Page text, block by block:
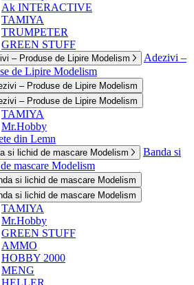
Ak INTERACTIVE
TAMIYA
TRUMPETER
GREEN STUFF
– Produse de Lipire Modelism
Adezivi –
de Lipire Modelism
– Produse de Lipire Modelism
– Produse de Lipire Modelism
TAMIYA
Mr.Hobby
din Lemn
si lichid de mascare Modelism
Banda si
mascare Modelism
si lichid de mascare Modelism
si lichid de mascare Modelism
TAMIYA
Mr.Hobby
GREEN STUFF
AMMO
HOBBY 2000
MENG